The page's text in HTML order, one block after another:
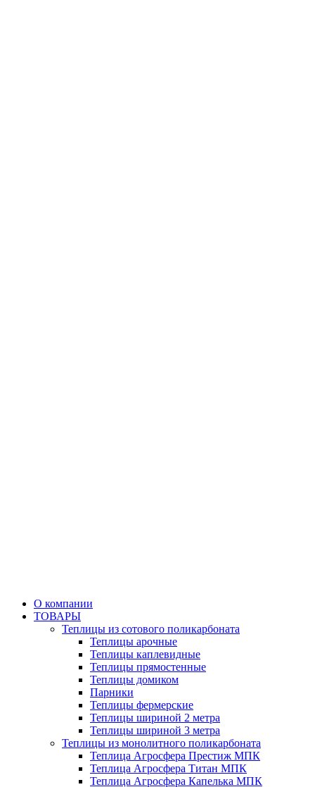
О компании
ТОВАРЫ
Теплицы из сотового поликарбоната
Теплицы арочные
Теплицы каплевидные
Теплицы прямостенные
Теплицы домиком
Парники
Теплицы фермерские
Теплицы шириной 2 метра
Теплицы шириной 3 метра
Теплицы из монолитного поликарбоната
Теплица Агросфера Престиж МПК
Теплица Агросфера Титан МПК
Теплица Агросфера Капелька МПК